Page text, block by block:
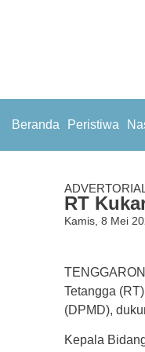
Beranda Peristiwa
RT
Kamis, 8 Mei
Tetangga
(DPMD),
Kepala